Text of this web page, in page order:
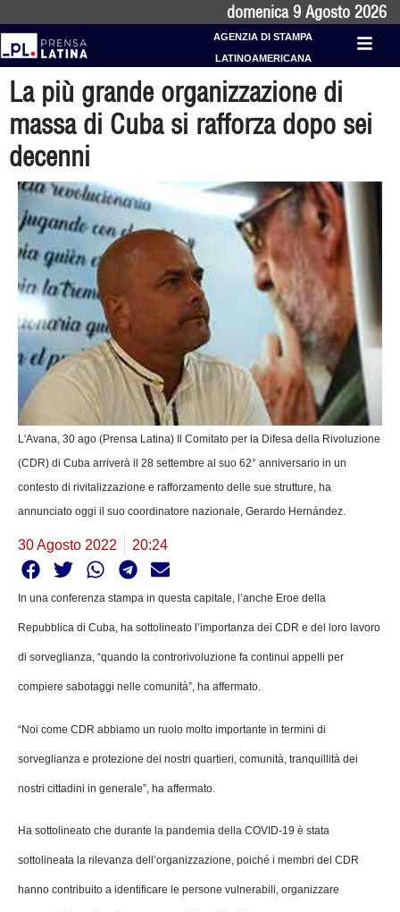
domenica 9 Agosto 2026
AGENZIA DI STAMPA
LATINOAMERICANA
La più grande organizzazione di
massa di Cuba si rafforza dopo sei
decenni
L'Avana, 30 ago (Prensa Latina) Il Comitato per la Difesa della Rivoluzione
(CDR) di Cuba arriverà il 28 settembre al suo 62° anniversario in un
contesto di rivitalizzazione e rafforzamento delle sue strutture, ha
annunciato oggi il suo coordinatore nazionale, Gerardo Hernández.
30 Agosto 2022 20:24
In una conferenza stampa in questa capitale, l’anche Eroe della
Repubblica di Cuba, ha sottolineato l’importanza dei CDR e del loro lavoro
di sorveglianza, “quando la controrivoluzione fa continui appelli per
compiere sabotaggi nelle comunità”, ha affermato.
“Noi come CDR abbiamo un ruolo molto importante in termini di
sorveglianza e protezione dei nostri quartieri, comunità, tranquillità dei
nostri cittadini in generale”, ha affermato.
Ha sottolineato che durante la pandemia della COVID-19 è stata
sottolineata la rilevanza dell’organizzazione, poiché i membri del CDR
hanno contribuito a identificare le persone vulnerabili, organizzare